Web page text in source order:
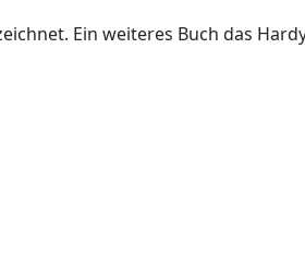
Ein weiteres Buch das